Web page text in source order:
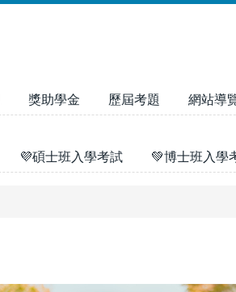
獎助學金 歷屆考題 網站導
💜碩士班入學考試 💚博士班入學